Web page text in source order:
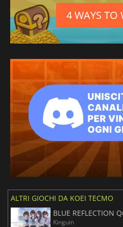
4 WAYS TO
ALTRI GIOCHI DA KOEI TECMO
BLUE REFLECTION
Kinguin